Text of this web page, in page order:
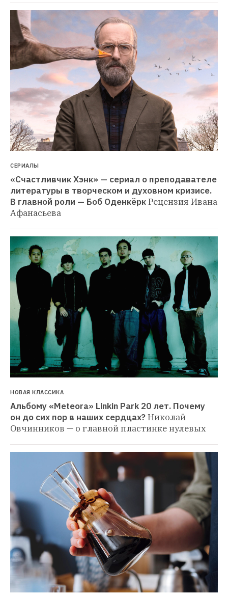
СЕРИАЛЫ
«Счастливчик Хэнк» — сериал о преподавателе
литературы в творческом и духовном кризисе.
В главной роли — Боб ОденкёркРецензия Ивана
Афанасьева
НОВАЯ КЛАССИКА
Альбому «Meteora» Linkin Park 20 лет. Почему
он до сих пор в наших сердцах?Николай
Овчинников — о главной пластинке нулевых